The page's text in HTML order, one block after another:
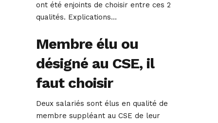
ont été enjoints de choisir entre ces 2
qualités. Explications…
Membre élu ou
désigné au CSE, il
faut choisir
Deux salariés sont élus en qualité de
membre suppléant au CSE de leur